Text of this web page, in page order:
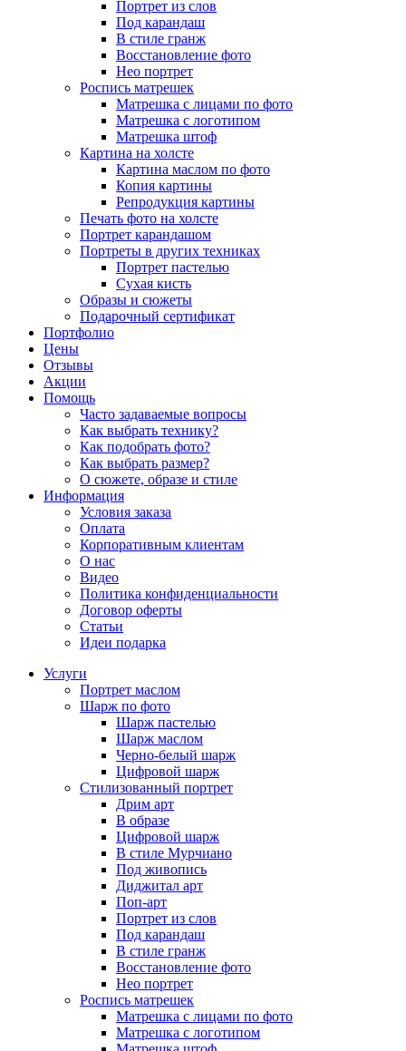
Портрет из слов
Под карандаш
В стиле гранж
Восстановление фото
Нео портрет
Роспись матрешек
Матрешка с лицами по фото
Матрешка с логотипом
Матрешка штоф
Картина на холсте
Картина маслом по фото
Копия картины
Репродукция картины
Печать фото на холсте
Портрет карандашом
Портреты в других техниках
Портрет пастелью
Сухая кисть
Образы и сюжеты
Подарочный сертификат
Портфолио
Цены
Отзывы
Акции
Помощь
Часто задаваемые вопросы
Как выбрать технику?
Как подобрать фото?
Как выбрать размер?
О сюжете, образе и стиле
Информация
Условия заказа
Оплата
Корпоративным клиентам
О нас
Видео
Политика конфиденциальности
Договор оферты
Статьи
Идеи подарка
Услуги
Портрет маслом
Шарж по фото
Шарж пастелью
Шарж маслом
Черно-белый шарж
Цифровой шарж
Стилизованный портрет
Дрим арт
В образе
Цифровой шарж
В стиле Мурчиано
Под живопись
Диджитал арт
Поп-арт
Портрет из слов
Под карандаш
В стиле гранж
Восстановление фото
Нео портрет
Роспись матрешек
Матрешка с лицами по фото
Матрешка с логотипом